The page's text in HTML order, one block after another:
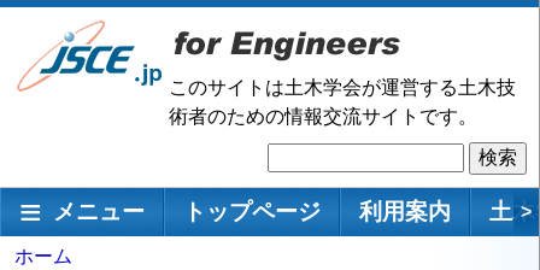
メ
ン
このサイトは土木学会が運営する土木技
術者のための情報交流サイトです。
索
メインナビゲーション
メニュー トップページ 利用案内 土 >
パ
ホーム